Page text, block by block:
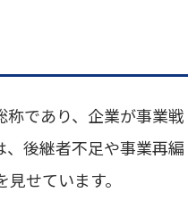
であり、企業が事業戦
後継者不足や事業再編
せています。